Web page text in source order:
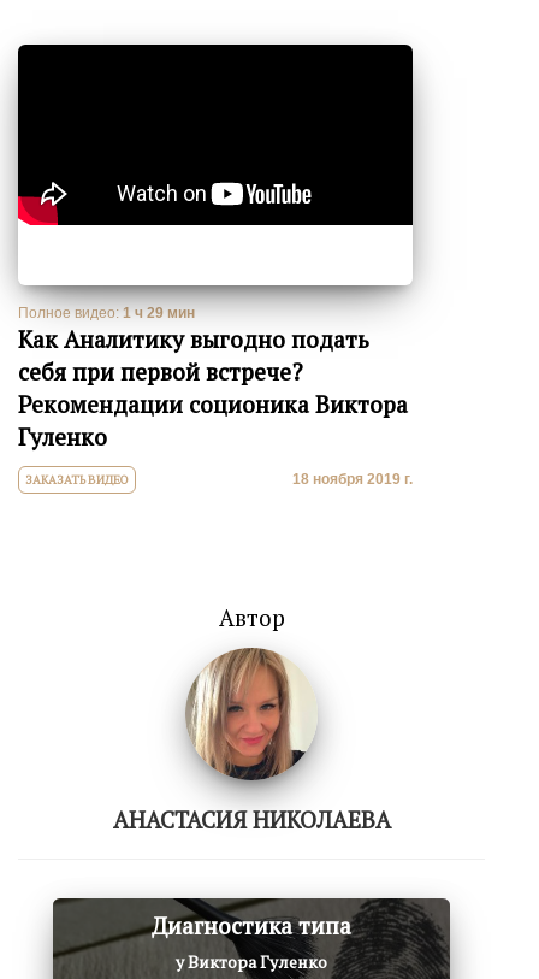
Полное видео: 1 ч 29 мин
Как Аналитику выгодно подать
себя при первой встрече?
Рекомендации соционика Виктора
Гуленко
ЗАКАЗАТЬ ВИДЕО 18 ноября 2019 г.
Автор
АНАСТАСИЯ НИКОЛАЕВА
Диагностика типа
у Виктора Гуленко